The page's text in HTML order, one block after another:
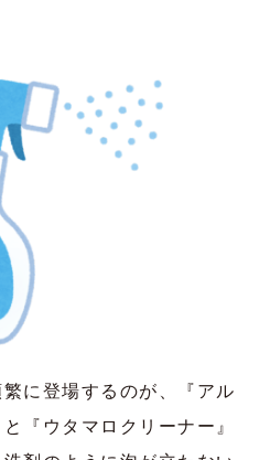
に登場するのが、『アル
『ウタマロクリーナー』